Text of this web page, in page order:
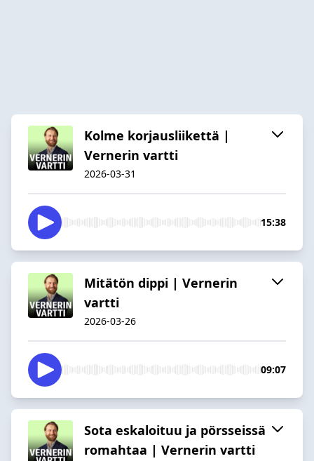
Kolme korjausliikettä |
Vernerin vartti
2026-03-31
15:38
Mitätön dippi | Vernerin
vartti
2026-03-26
09:07
Sota eskaloituu ja pörsseissä
romahtaa | Vernerin vartti